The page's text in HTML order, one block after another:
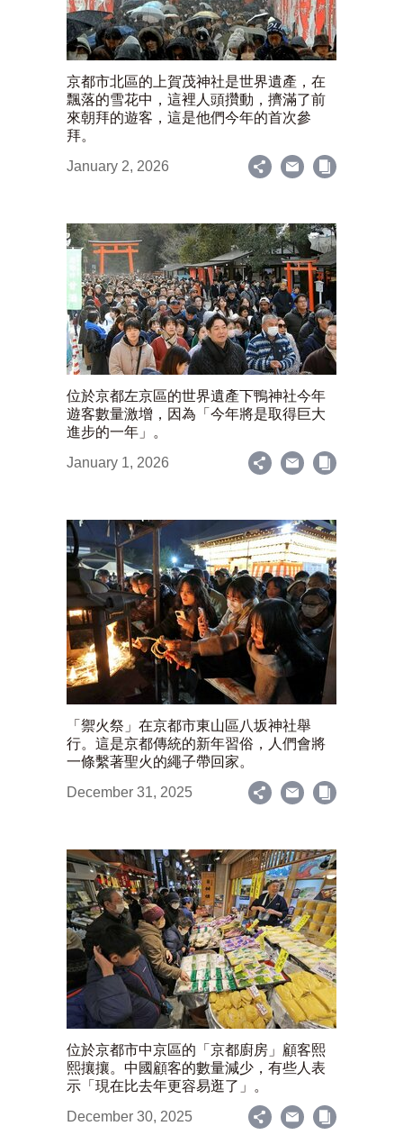
京都市北區的上賀茂神社是世界遺產，在
飄落的雪花中，這裡人頭攢動，擠滿了前
來朝拜的遊客，這是他們今年的首次參
拜。
January 2, 2026
位於京都左京區的世界遺產下鴨神社今年
遊客數量激增，因為「今年將是取得巨大
進步的一年」。
January 1, 2026
「禦火祭」在京都市東山區八坂神社舉
行。這是京都傳統的新年習俗，人們會將
一條繫著聖火的繩子帶回家。
December 31, 2025
位於京都市中京區的「京都廚房」顧客熙
熙攘攘。中國顧客的數量減少，有些人表
示「現在比去年更容易逛了」。
December 30, 2025